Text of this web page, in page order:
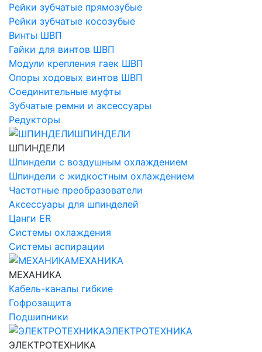
Рейки зубчатые прямозубые
Рейки зубчатые косозубые
Винты ШВП
Гайки для винтов ШВП
Модули крепления гаек ШВП
Опоры ходовых винтов ШВП
Соединительные муфты
Зубчатые ремни и аксессуары
Редукторы
ШПИНДЕЛИ
ШПИНДЕЛИ
Шпиндели с воздушным охлаждением
Шпиндели с жидкостным охлаждением
Частотные преобразователи
Аксессуары для шпинделей
Цанги ER
Системы охлаждения
Системы аспирации
МЕХАНИКА
МЕХАНИКА
Кабель-каналы гибкие
Гофрозащита
Подшипники
ЭЛЕКТРОТЕХНИКА
ЭЛЕКТРОТЕХНИКА